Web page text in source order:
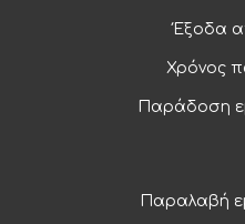
Έξοδα
Χρόνος
Παράδοση
Παραλαβή